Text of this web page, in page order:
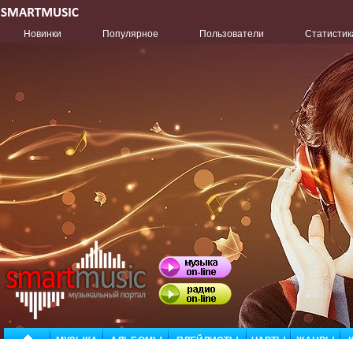
Новинки Популярное Пользователи